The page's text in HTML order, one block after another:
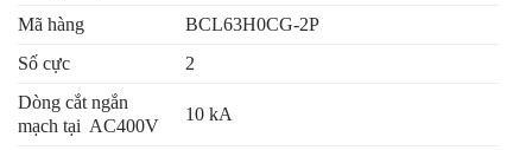
Mã hàng
BCL63H0CG-2P
Số cực
2
Dòng cắt ngắn
mạch tại AC400V
10 kA